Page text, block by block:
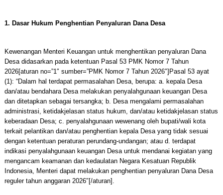
1. Dasar Hukum Penghentian Penyaluran Dana Desa
Kewenangan Menteri Keuangan untuk menghentikan penyaluran Dana
Desa didasarkan pada ketentuan Pasal 53 PMK Nomor 7 Tahun
2026[aturan no=”1″ sumber=”PMK Nomor 7 Tahun 2026″]Pasal 53 ayat
(1): “Dalam hal terdapat permasalahan Desa, berupa: a. kepala Desa
dan/atau bendahara Desa melakukan penyalahgunaan keuangan Desa
dan ditetapkan sebagai tersangka; b. Desa mengalami permasalahan
administrasi, ketidakjelasan status hukum, dan/atau ketidakjelasan status
keberadaan Desa; c. penyalahgunaan wewenang oleh bupati/wali kota
terkait pelantikan dan/atau penghentian kepala Desa yang tidak sesuai
dengan ketentuan peraturan perundang-undangan; atau d. terdapat
indikasi penyalahgunaan keuangan Desa untuk mendanai kegiatan yang
mengancam keamanan dan kedaulatan Negara Kesatuan Republik
Indonesia, Menteri dapat melakukan penghentian penyaluran Dana Desa
reguler tahun anggaran 2026″[/aturan].